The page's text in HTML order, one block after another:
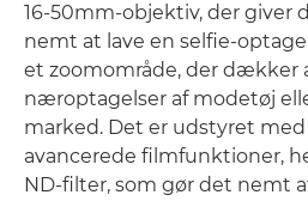
16-50mm-objektiv, der giver
nemt at lave en selfie-
et zoomområde, der dækker
næroptagelser af modetøj
marked. Det er udstyret med
avancerede filmfunktioner,
ND-filter, som gør det nemt